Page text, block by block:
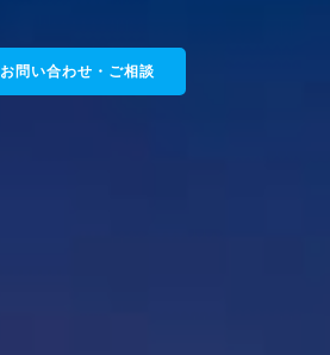
お問い合わせ・ご相談